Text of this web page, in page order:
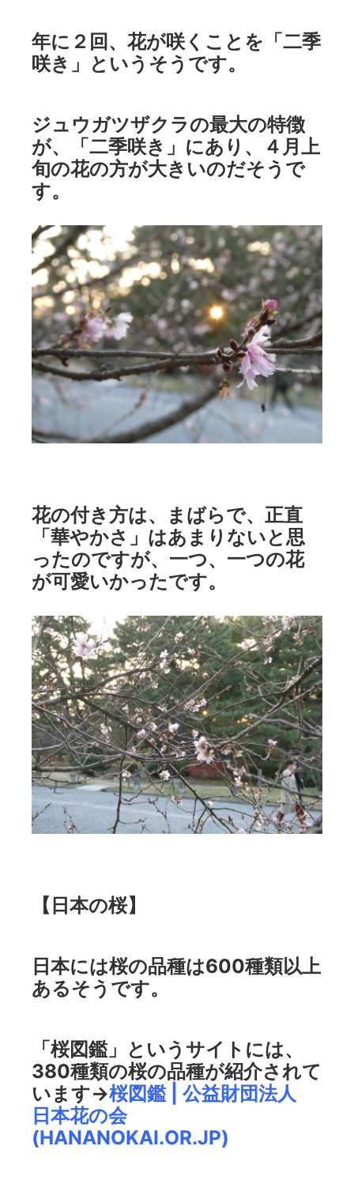
年に２回、花が咲くことを「二季
咲き」というそうです。
ジュウガツザクラの最大の特徴
が、「二季咲き」にあり、４月上
旬の花の方が大きいのだそうで
す。
花の付き方は、まばらで、正直
「華やかさ」はあまりないと思
ったのですが、一つ、一つの花
が可愛いかったです。
【日本の桜】
日本には桜の品種は600種類以上
あるそうです。
「桜図鑑」というサイトには、
380種類の桜の品種が紹介されて
います→桜図鑑 | 公益財団法人
日本花の会
(HANANOKAI.OR.JP)